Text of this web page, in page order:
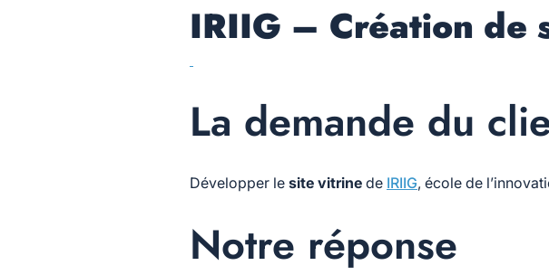
IRIIG – Création de
La demande du
Développer le site vitrine de IRIIG, école de
Notre réponse